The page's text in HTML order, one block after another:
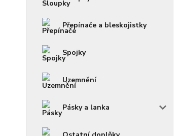
Přepínače a bleskojistky
Spojky
Uzemnění
Pásky a lanka